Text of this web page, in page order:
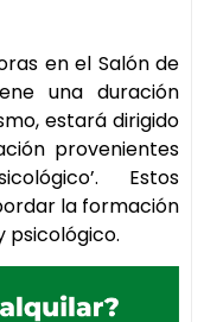
en el Salón de
una duración
estará dirigido
provenientes
Estos
la formación
psicológico.